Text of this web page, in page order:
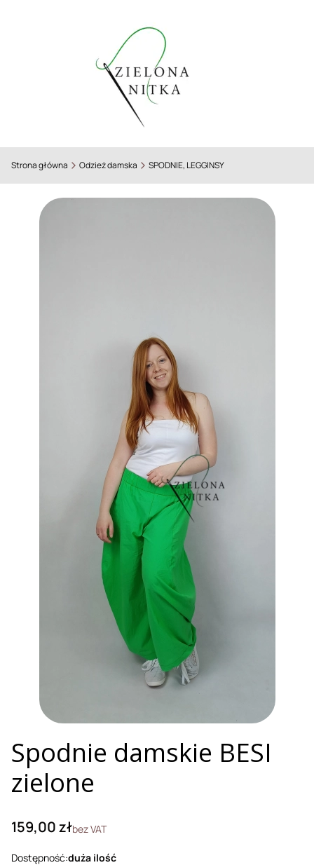
Strona główna Odzież damska SPODNIE, LEGGINSY
Spodnie damskie BESI
zielone
Cena
159,00 złbez VAT
Dostępność:duża ilość